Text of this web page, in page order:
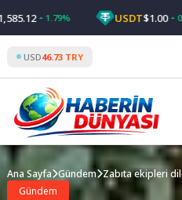
to
content
1.79% USDT$1.00
USD46.73 TRY
Ana Sayfa Gündem Zabıta ekipleri
Gündem